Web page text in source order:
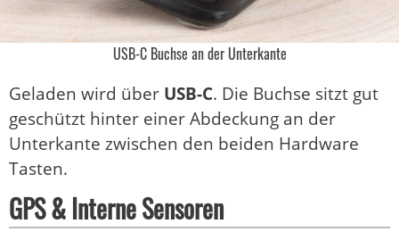
USB-C Buchse an der Unterkante
Geladen wird über USB-C. Die Buchse sitzt gut
geschützt hinter einer Abdeckung an der
Unterkante zwischen den beiden Hardware
Tasten.
GPS & Interne Sensoren